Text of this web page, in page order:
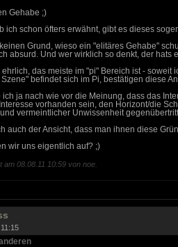
Gehabe ;)
ich schon öfters erwähnt, gibt es dieses
Grund, wieso ein "elitäres Gehabe"
absurd. Und wer wirklich so denkt, der hats
das meiste im "pi" Bereich ist -
befindet sich im Pi, bestätigen diese
ich ja nach wie vor die Meinung, dass das
vorhanden sein, den Horizont/die
vermeintlicher Unwissenheit
auch der Ansicht, dass man ihnen diese
wir uns eigentlich auf? ;)
am 08.08.11 10:59 von noe.